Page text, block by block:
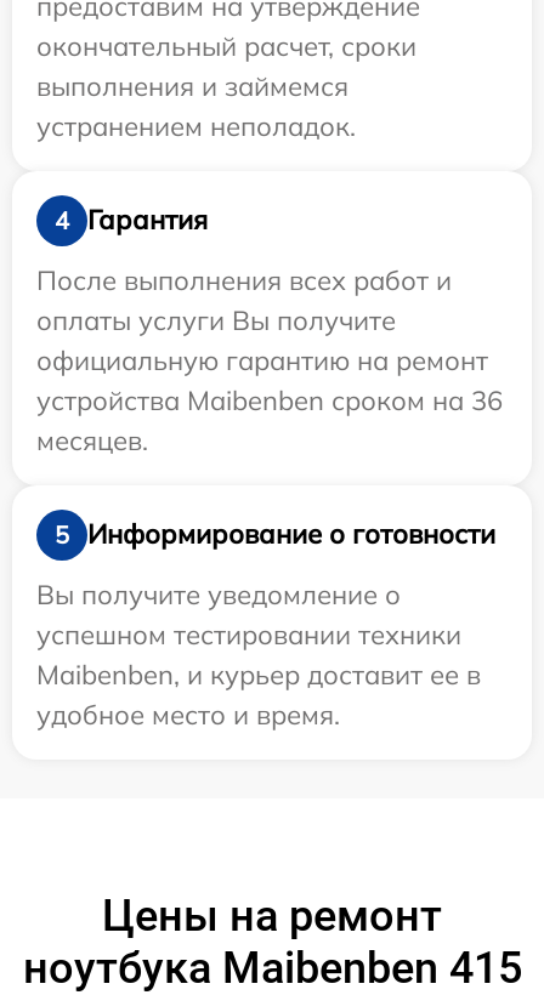
окончательный расчет, сроки
выполнения и займемся
устранением неполадок.
4
Гарантия
После выполнения всех работ и
оплаты услуги Вы получите
официальную гарантию на ремонт
устройства Maibenben сроком на 36
месяцев.
5
Информирование о готовности
Вы получите уведомление о
успешном тестировании техники
Maibenben, и курьер доставит ее в
удобное место и время.
Цены на ремонт
ноутбука Maibenben 415